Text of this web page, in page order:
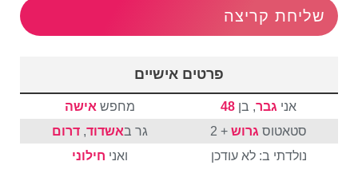
שליחת קריצה
פרטים אישיים
אני גבר, בן 48 מחפש אישה
סטאטוס גרוש + 2 גר באשדוד,דרום
נולדתי ב: לא עודכן
ואני חילוני